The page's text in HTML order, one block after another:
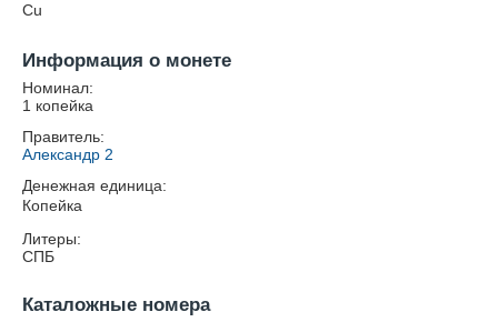
Cu
Информация о монете
Номинал:
1 копейка
Правитель:
Александр 2
Денежная единица:
Копейка
Литеры:
СПБ
Каталожные номера